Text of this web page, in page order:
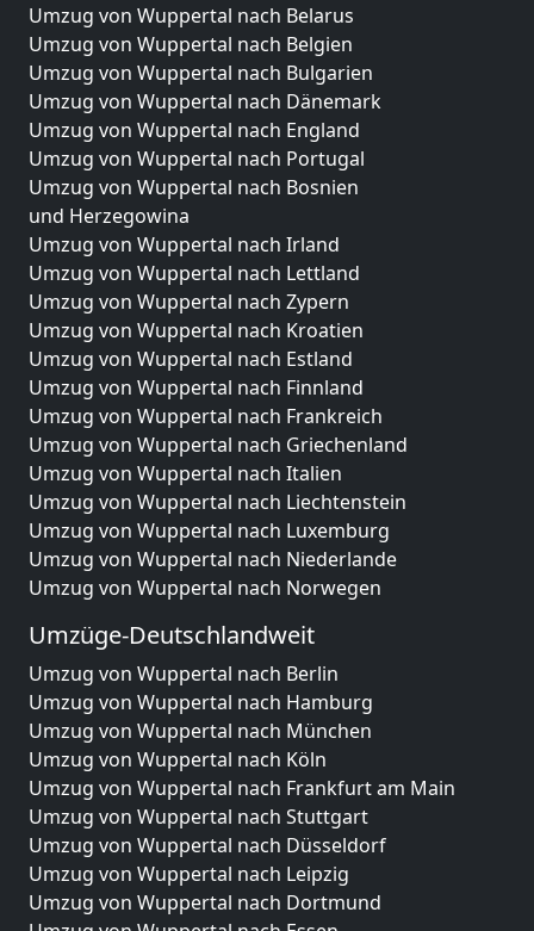
Umzug von Wuppertal nach Belarus
Umzug von Wuppertal nach Belgien
Umzug von Wuppertal nach Bulgarien
Umzug von Wuppertal nach Dänemark
Umzug von Wuppertal nach England
Umzug von Wuppertal nach Portugal
Umzug von Wuppertal nach Bosnien
und Herzegowina
Umzug von Wuppertal nach Irland
Umzug von Wuppertal nach Lettland
Umzug von Wuppertal nach Zypern
Umzug von Wuppertal nach Kroatien
Umzug von Wuppertal nach Estland
Umzug von Wuppertal nach Finnland
Umzug von Wuppertal nach Frankreich
Umzug von Wuppertal nach Griechenland
Umzug von Wuppertal nach Italien
Umzug von Wuppertal nach Liechtenstein
Umzug von Wuppertal nach Luxemburg
Umzug von Wuppertal nach Niederlande
Umzug von Wuppertal nach Norwegen
Umzüge-Deutschlandweit
Umzug von Wuppertal nach Berlin
Umzug von Wuppertal nach Hamburg
Umzug von Wuppertal nach München
Umzug von Wuppertal nach Köln
Umzug von Wuppertal nach Frankfurt am Main
Umzug von Wuppertal nach Stuttgart
Umzug von Wuppertal nach Düsseldorf
Umzug von Wuppertal nach Leipzig
Umzug von Wuppertal nach Dortmund